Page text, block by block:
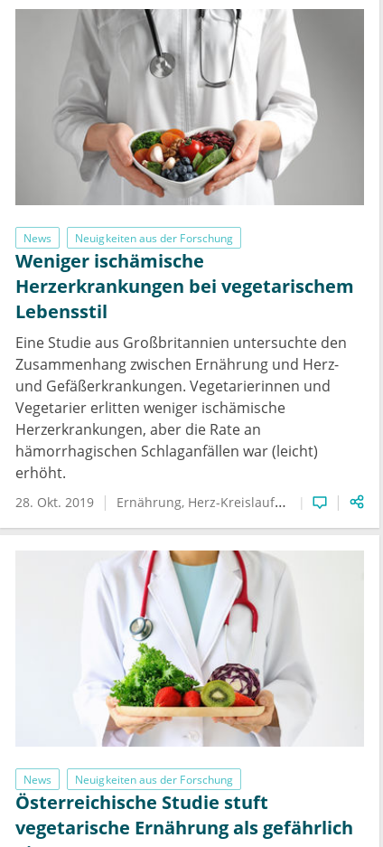
News Neuigkeiten aus der Forschung
Weniger ischämische
Herzerkrankungen bei vegetarischem
Lebensstil
Eine Studie aus Großbritannien untersuchte den
Zusammenhang zwischen Ernährung und Herz-
und Gefäßerkrankungen. Vegetarierinnen und
Vegetarier erlitten weniger ischämische
Herzerkrankungen, aber die Rate an
hämorrhagischen Schlaganfällen war (leicht)
erhöht.
28. Okt. 2019 Ernährung Herz-Kreislauf-Erkrankungen
News Neuigkeiten aus der Forschung
Österreichische Studie stuft
vegetarische Ernährung als gefährlich